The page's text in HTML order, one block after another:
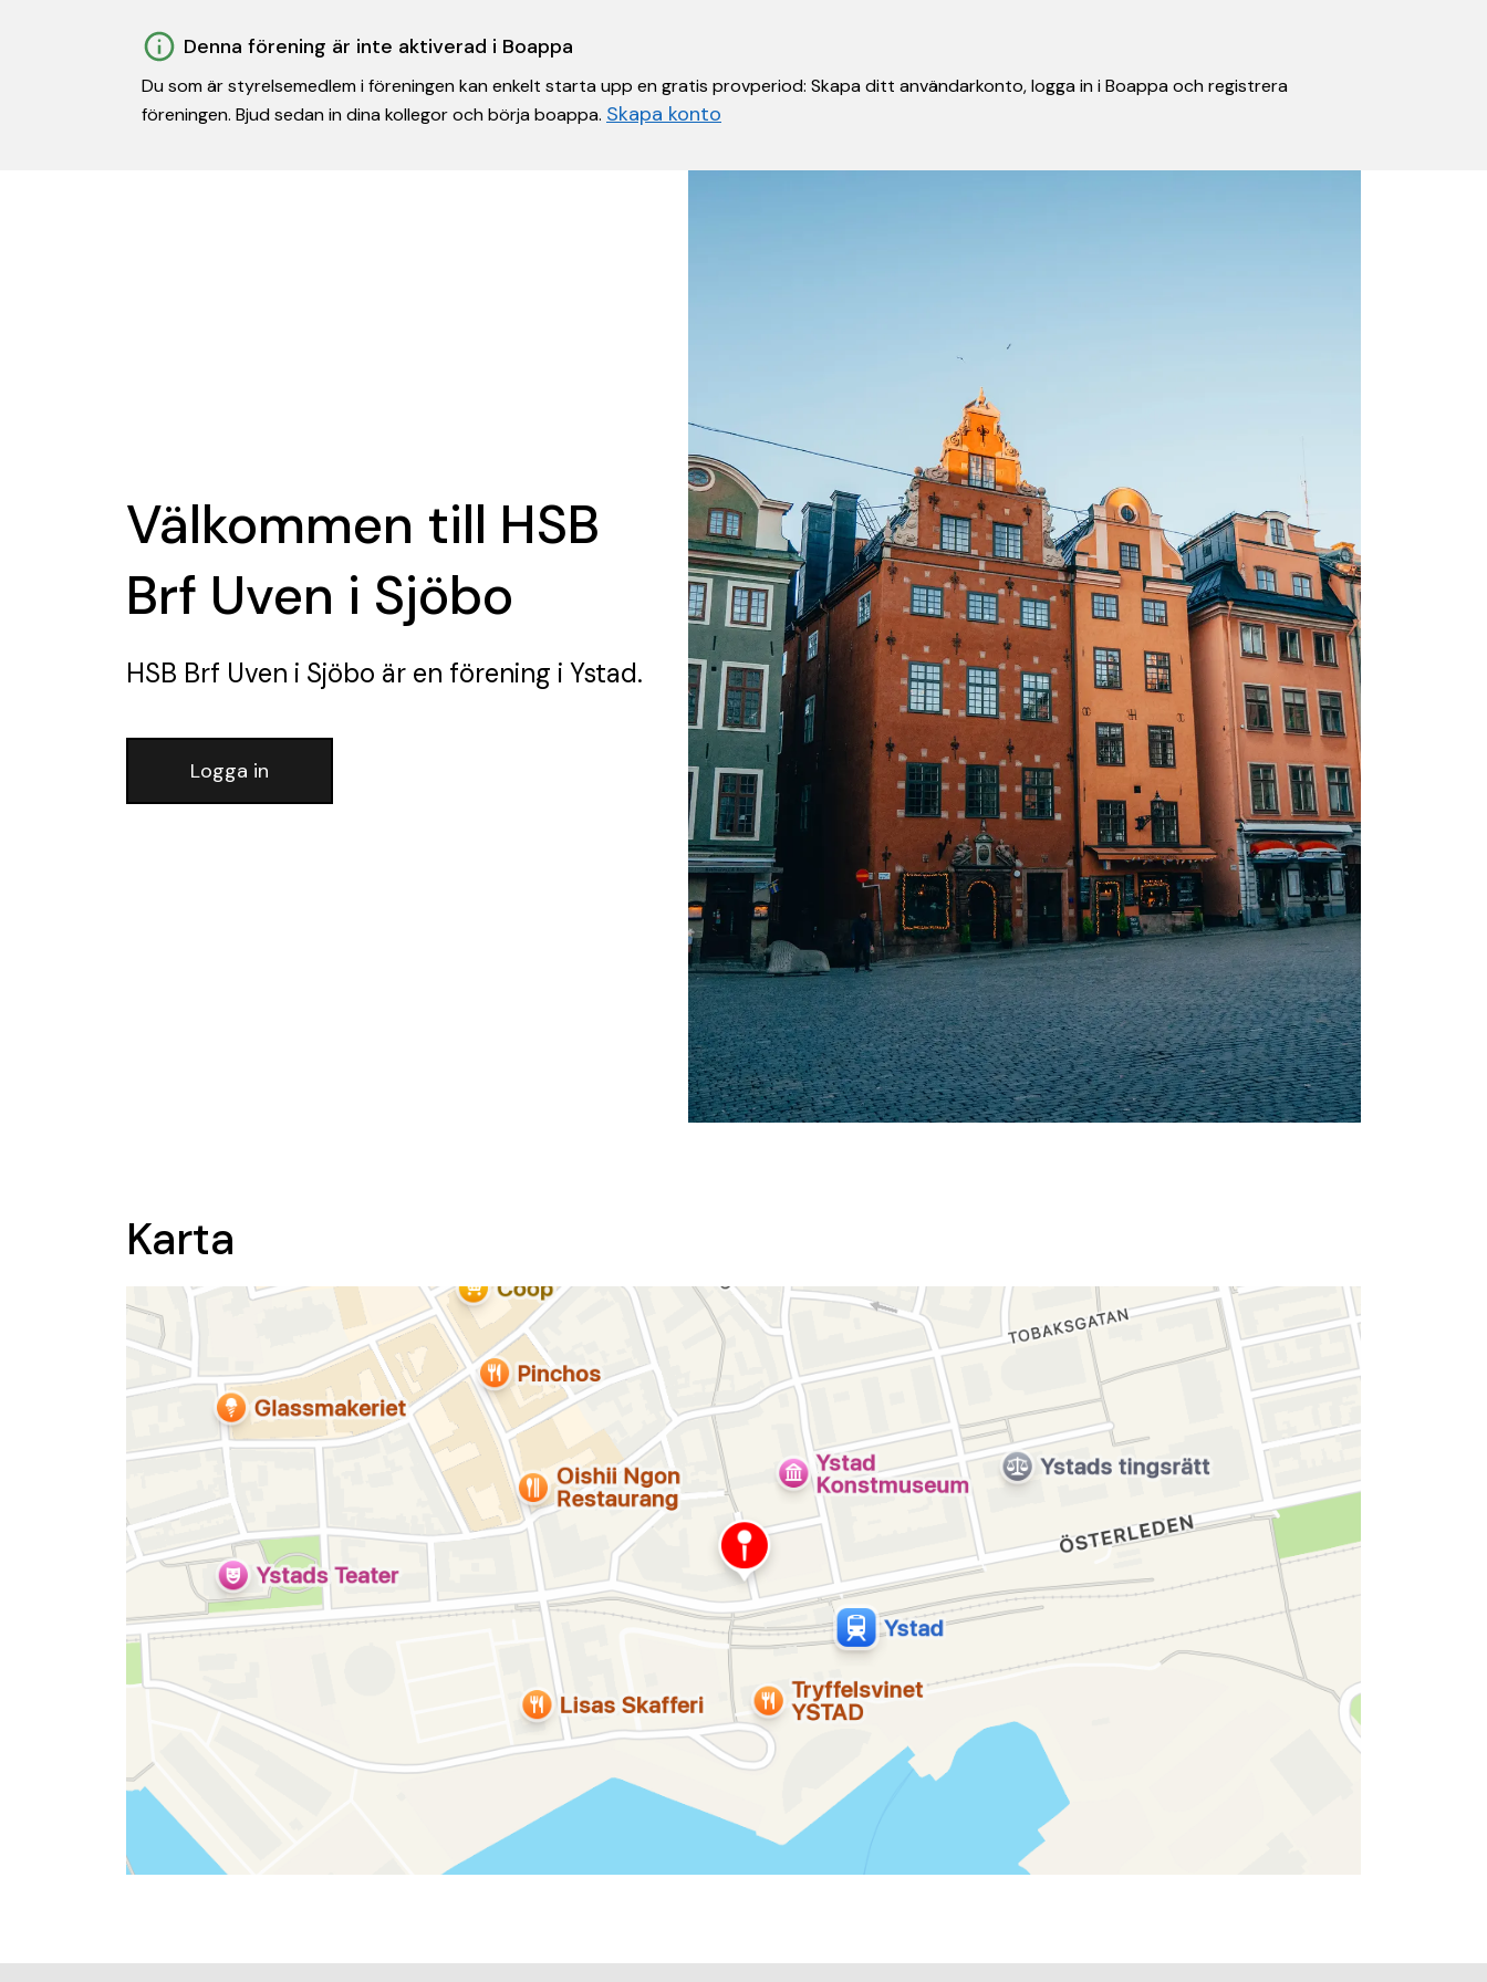
Denna förening är inte aktiverad i Boappa
Du som är styrelsemedlem i föreningen kan enkelt starta upp en gratis provperiod: Skapa ditt användarkonto, logga in i Boappa och registrera
föreningen. Bjud sedan in dina kollegor och börja boappa. Skapa konto
Välkommen till HSB
Brf Uven i Sjöbo
HSB Brf Uven i Sjöbo är en förening i Ystad.
Logga in
Karta